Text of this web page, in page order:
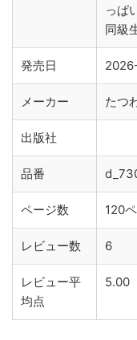
っぱ
同級
発売日
メーカー たつ
出版社
品番
ページ数 120
レビュー数 6
レビュー平
均点
5.00